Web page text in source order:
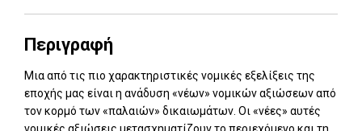
Περιγραφή
Μια από τις πιο χαρακτηριστικές νομικές εξελίξεις της
εποχής μας είναι η ανάδυση «νέων» νομικών αξιώσεων από
τον κορμό των «παλαιών» δικαιωμάτων. Οι «νέες» αυτές